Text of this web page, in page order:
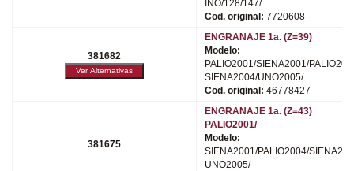
INO/128/147/
Cod. original: 7720608
381682
ENGRANAJE 1a. (Z=39)
Modelo:
PALIO2001/SIENA2001/
SIENA2004/UNO2005/
Cod. original: 46778427
381675
ENGRANAJE 1a. (Z=43)
PALIO2001/
Modelo:
SIENA2001/PALIO2004/
UNO2005/